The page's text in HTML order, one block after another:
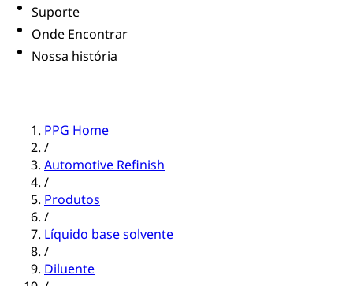
Suporte
Onde Encontrar
Nossa história
PPG Home
/
Automotive Refinish
/
Produtos
/
Líquido base solvente
/
Diluente